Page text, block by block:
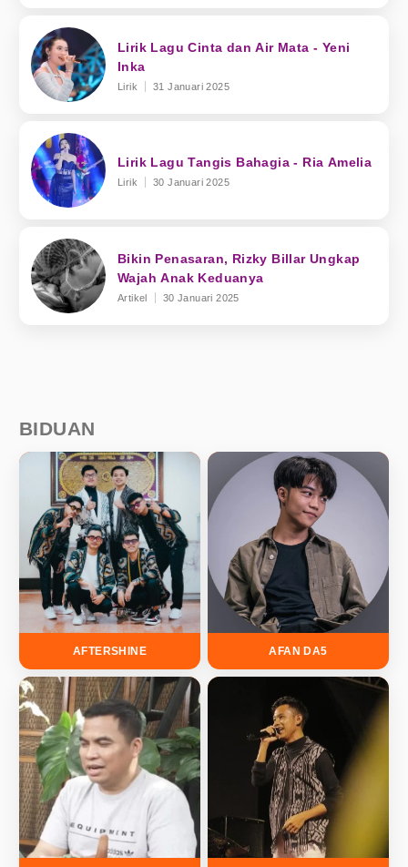
Lirik Lagu Cinta dan Air Mata - Yeni
Inka
Lirik 31 Januari 2025
Lirik Lagu Tangis Bahagia - Ria Amelia
Lirik 30 Januari 2025
Bikin Penasaran, Rizky Billar Ungkap
Wajah Anak Keduanya
Artikel 30 Januari 2025
BIDUAN
AFTERSHINE AFAN DA5